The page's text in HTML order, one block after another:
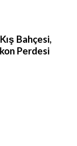
Bahçesi,
Perdesi